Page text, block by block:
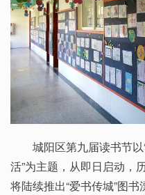
城阳区第九届读书节
活”为主题，从即日启动，
将陆续推出“爱书传城”图